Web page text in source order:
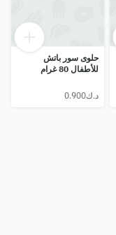
حلوى سور باتش
للأطفال 80 غرام